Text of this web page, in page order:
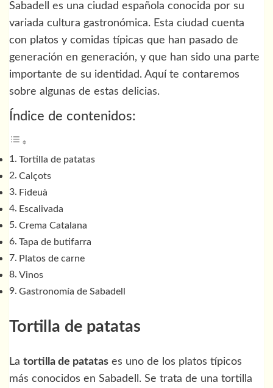
Sabadell es una ciudad española conocida por su
variada cultura gastronómica. Esta ciudad cuenta
con platos y comidas típicas que han pasado de
generación en generación, y que han sido una parte
importante de su identidad. Aquí te contaremos
sobre algunas de estas delicias.
Índice de contenidos:
Tortilla de patatas
Calçots
Fideuà
Escalivada
Crema Catalana
Tapa de butifarra
Platos de carne
Vinos
Gastronomía de Sabadell
Tortilla de patatas
La tortilla de patatas es uno de los platos típicos
más conocidos en Sabadell. Se trata de una tortilla